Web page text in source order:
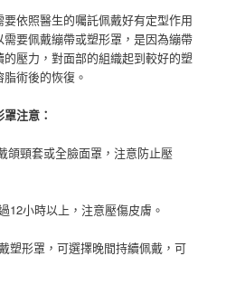
依照醫生的囑託佩戴好有定型作用
需要佩戴繃帶或塑形罩，是因為繃帶
壓力，對面部的組織起到較好的塑
術後的恢復。
注意：
頜頸套或全臉面罩，注意防止壓
12小時以上，注意壓傷皮膚。
塑形罩，可選擇晚間持續佩戴，可